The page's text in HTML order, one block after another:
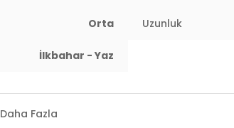
Orta Uzunluk
İlkbahar - Yaz
Daha Fazla